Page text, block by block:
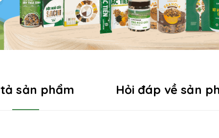
sản phẩm Hỏi đáp về sản